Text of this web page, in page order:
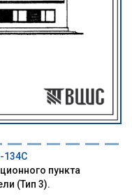
134С
пункта
(Тип 3).